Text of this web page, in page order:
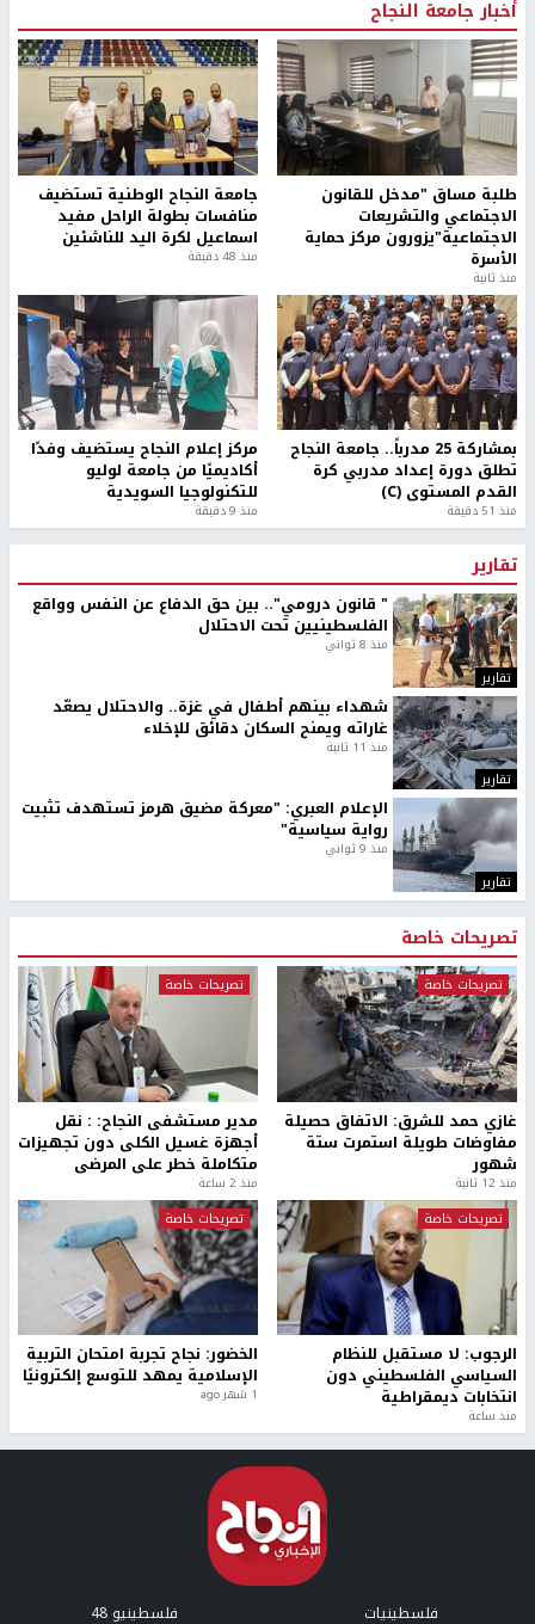
أخبار جامعة النجاح
طلبة مساق "مدخل للقانون
الاجتماعي والتشريعات
الاجتماعية"يزورون مركز حماية
الأسرة
منذ ثانية
جامعة النجاح الوطنية تستضيف
منافسات بطولة الراحل مفيد
اسماعيل لكرة اليد للناشئين
منذ 48 دقيقة
بمشاركة 25 مدرباً.. جامعة النجاح
تطلق دورة إعداد مدربي كرة
القدم المستوى (C)
منذ 51 دقيقة
مركز إعلام النجاح يستضيف وفدًا
أكاديميًا من جامعة لوليو
للتكنولوجيا السويدية
منذ 9 دقيقة
تقارير
تقارير
" قانون درومي".. بين حق الدفاع عن النفس وواقع
الفلسطينيين تحت الاحتلال
منذ 8 ثواني
تقارير
شهداء بينهم أطفال في غزة.. والاحتلال يصعّد
غاراته ويمنح السكان دقائق للإخلاء
منذ 11 ثانية
تقارير
الإعلام العبري: "معركة مضيق هرمز تستهدف تثبيت
رواية سياسية"
منذ 9 ثواني
تصريحات خاصة
تصريحات خاصة
غازي حمد للشرق: الاتفاق حصيلة
مفاوضات طويلة استمرت ستة
شهور
منذ 12 ثانية
تصريحات خاصة
مدير مستشفى النجاح: : نقل
أجهزة غسيل الكلى دون تجهيزات
متكاملة خطر على المرضى
منذ 2 ساعة
تصريحات خاصة
الرجوب: لا مستقبل للنظام
السياسي الفلسطيني دون
انتخابات ديمقراطية
منذ ساعة
تصريحات خاصة
الخضور: نجاح تجربة امتحان التربية
الإسلامية يمهد للتوسع إلكترونيًا
1 شهر ago
فلسطينيات فلسطينيو 48